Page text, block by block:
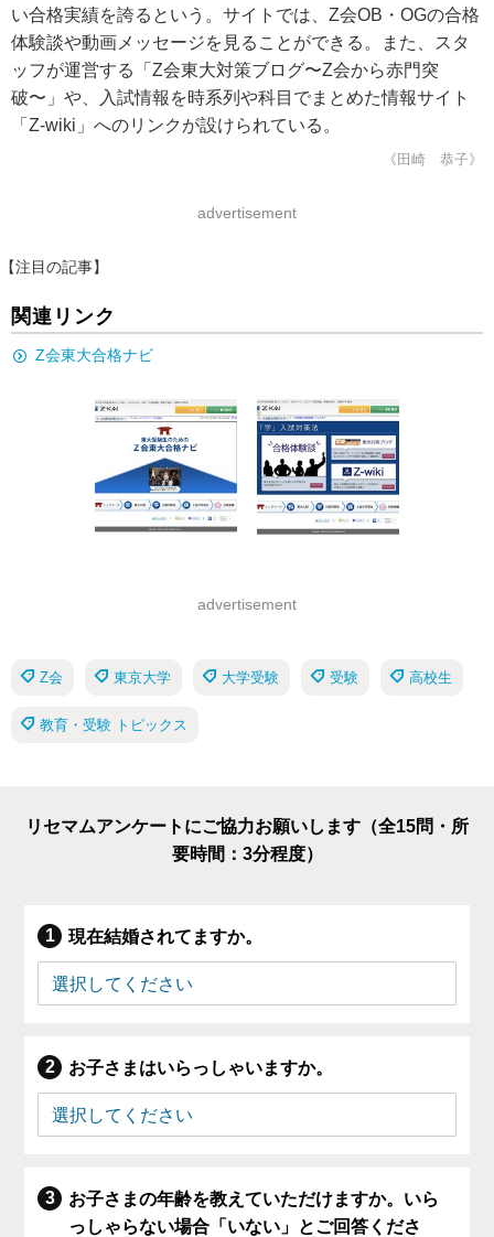
い合格実績を誇るという。サイトでは、Z会OB・OGの合格
体験談や動画メッセージを見ることができる。また、スタ
ッフが運営する「Z会東大対策ブログ〜Z会から赤門突
破〜」や、入試情報を時系列や科目でまとめた情報サイト
「Z-wiki」へのリンクが設けられている。
《田崎 恭子》
advertisement
【注目の記事】
関連リンク
Z会東大合格ナビ
advertisement
Z会 東京大学 大学受験 受験 高校生
教育・受験 トピックス
リセマムアンケートにご協力お願いします（全15問・所
要時間：3分程度）
現在結婚されてますか。
お子さまはいらっしゃいますか。
お子さまの年齢を教えていただけますか。いら
っしゃらない場合「いない」とご回答くださ